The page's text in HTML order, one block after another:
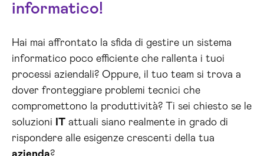
informatico!
Hai mai affrontato la sfida di gestire un sistema
informatico poco efficiente che rallenta i tuoi
processi aziendali? Oppure, il tuo team si trova a
dover fronteggiare problemi tecnici che
compromettono la produttività? Ti sei chiesto se le
soluzioni
IT attuali siano realmente in grado di
rispondere alle esigenze crescenti della tua